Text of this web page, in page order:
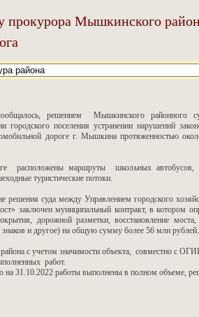
прокурора Мышкинского
решением Мышкинского районного
городского поселения устранении нарушений
дороге г. Мышкина протяженностью
расположены маршруты школьных автобусов,
туристические потоки.
решения суда между Управлением городского
заключен муниципальный контракт, в котором
дорожной разметки, восстановление
знаков и другое) на общую сумму более 56 млн рублей.
с учетом значимости объекта, совместно с
работ.
на 31.10.2022 работы выполнены в полном объеме,